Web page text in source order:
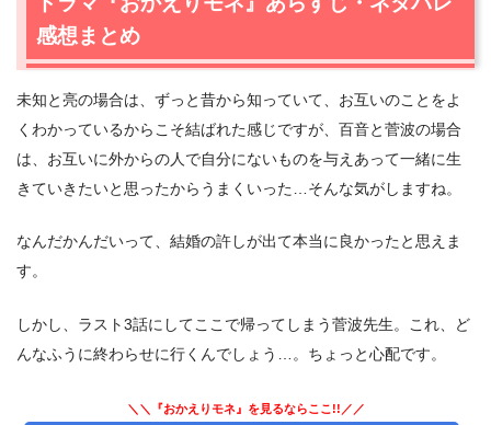
感想まとめ
未知と亮の場合は、ずっと昔から知っていて、お互いのことをよ
くわかっているからこそ結ばれた感じですが、百音と菅波の場合
は、お互いに外からの人で自分にないものを与えあって一緒に生
きていきたいと思ったからうまくいった…そんな気がしますね。
なんだかんだいって、結婚の許しが出て本当に良かったと思えま
す。
しかし、ラスト3話にしてここで帰ってしまう菅波先生。これ、ど
んなふうに終わらせに行くんでしょう…。ちょっと心配です。
＼＼『おかえりモネ』を見るならここ!!／／